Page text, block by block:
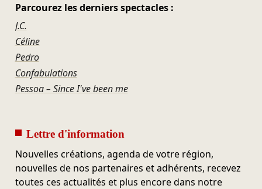
Parcourez les derniers spectacles :
J.C.
Céline
Pedro
Confabulations
Pessoa – Since I've been me
Lettre d'information
Nouvelles créations, agenda de votre région,
nouvelles de nos partenaires et adhérents, recevez
toutes ces actualités et plus encore dans notre